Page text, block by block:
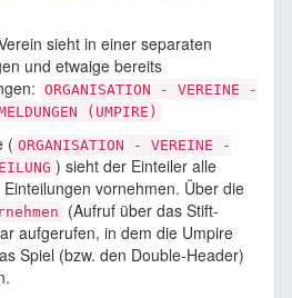
sieht in einer separaten
und etwaige bereits
ORGANISATION - VEREINE -
(UMPIRE)
( ORGANISATION - VEREINE -
) sieht der Einteiler alle
vornehmen. Über die
(Aufruf über das Stift-
aufgerufen, in dem die Umpire
Spiel (bzw. den Double-Header)